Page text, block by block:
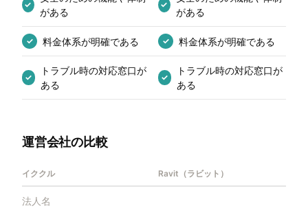
✓
がある
✓
がある
✓ 料金体系が明確である ✓ 料金体系が明確である
✓
トラブル時の対応窓口が
ある
✓
トラブル時の対応窓口が
ある
運営会社の比較
イククル Ravit（ラビット）
法人名